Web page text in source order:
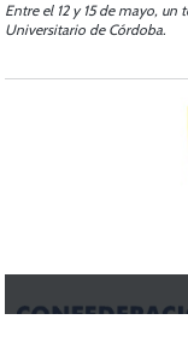
Entre el 12 y 15 de mayo, un
Universitario de Córdoba.